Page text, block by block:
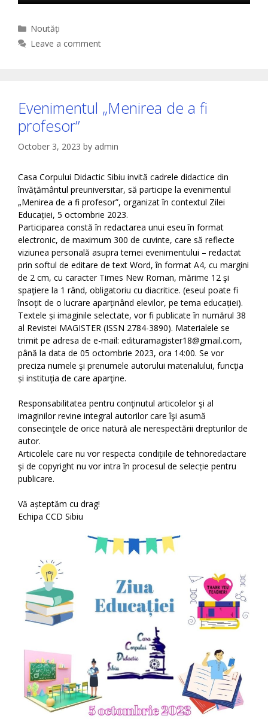
Categories
Noutăți
Leave a comment
Evenimentul „Menirea de a fi
profesor”
October 3, 2023 by admin
Casa Corpului Didactic Sibiu invită cadrele didactice din
învățământul preuniversitar, să participe la evenimentul
„Menirea de a fi profesor”, organizat în contextul Zilei
Educației, 5 octombrie 2023.
Participarea constă în redactarea unui eseu în format
electronic, de maximum 300 de cuvinte, care să reflecte
viziunea personală asupra temei evenimentului – redactat
prin softul de editare de text Word, în format A4, cu margini
de 2 cm, cu caracter Times New Roman, mărime 12 şi
spaţiere la 1 rând, obligatoriu cu diacritice. (eseul poate fi
însoțit de o lucrare aparținând elevilor, pe tema educației).
Textele și imaginile selectate, vor fi publicate în numărul 38
al Revistei MAGISTER (ISSN 2784-3890). Materialele se
trimit pe adresa de e-mail: edituramagister18@gmail.com,
până la data de 05 octombrie 2023, ora 14:00. Se vor
preciza numele şi prenumele autorului materialului, funcţia
și instituţia de care aparţine.
Responsabilitatea pentru conţinutul articolelor şi al
imaginilor revine integral autorilor care îşi asumă
consecinţele de orice natură ale nerespectării drepturilor de
autor.
Articolele care nu vor respecta condițiile de tehnoredactare
şi de copyright nu vor intra în procesul de selecție pentru
publicare.
Vă așteptăm cu drag!
Echipa CCD Sibiu